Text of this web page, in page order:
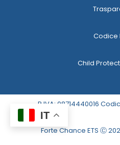
Codice
Child
P.IVA: 08714440016
Forte Chance ETS Ⓒ
IT